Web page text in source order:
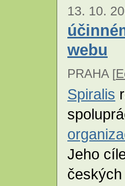
13. 10.
webu
PRAHA [
Spiralis
Jeho